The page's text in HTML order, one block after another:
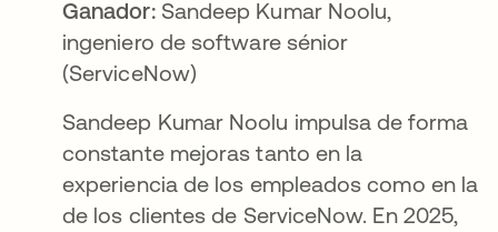
Ganador:Sandeep Kumar Noolu,
ingeniero de software sénior
(ServiceNow)
Sandeep Kumar Noolu impulsa de forma
constante mejoras tanto en la
experiencia de los empleados como en la
de los clientes de ServiceNow. En 2025,